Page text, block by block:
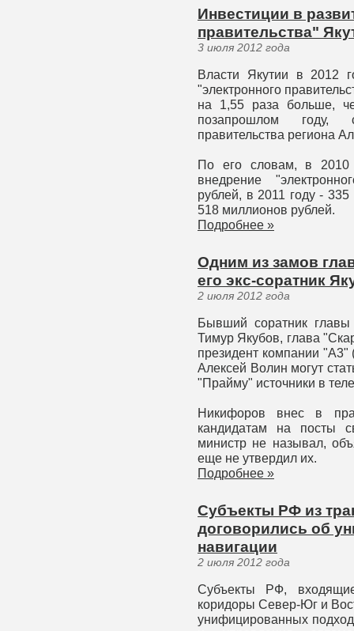
Инвестиции в
правительства"
3 июля 2012 года
Власти Якутии в 2012
"электронного
на 1,55 раза больше,
позапрошлом году,
правительства региона
По его словам, в 2010
внедрение
рублей, в 2011 году -
518 миллионов рублей.
Подробнее »
Одним из замов
его экс-соратник
2 июля 2012 года
Бывший соратник
Тимур Якубов, глава
президент компании
Алексей Волин могут
"Прайму" источники в
Никифоров внес в
кандидатам на посты
министр не называл,
еще не утвердил их.
Подробнее »
Субъекты РФ из
договорились об
навигации
2 июля 2012 года
Субъекты РФ,
коридоры Север-Юг и
унифицированных